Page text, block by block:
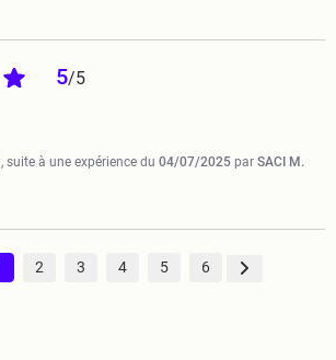
5/5
, suite à une expérience du 04/07/2025 par SACI M.
2 3 4 5 6